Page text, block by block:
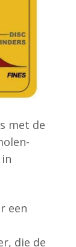
met de
een
die de